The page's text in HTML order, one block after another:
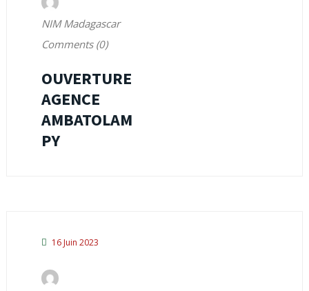
NIM Madagascar
Comments (0)
OUVERTURE
AGENCE
AMBATOLAM
PY
16 Juin 2023